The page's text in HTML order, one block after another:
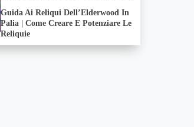
Guida Ai Reliqui Dell’Elderwood In
Palia | Come Creare E Potenziare Le
Reliquie